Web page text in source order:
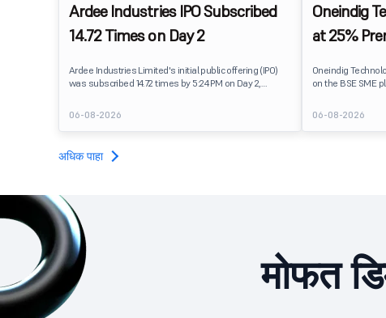
Ardee Industries IPO Subscribed
14.72 Times on Day 2
Ardee Industries Limited's initial public offering (IPO)
was subscribed 14.72 times by 5:24 PM on Day 2,
82,78,20,099 shares against 5,62,46,366 shares
available for subscription.
06-08-2026
Oneindig
at 25%
Oneindig
on the BSE SME
price of ₹96,
despite the IPO
subscription.
06-08-2026
अधिक पाहा
मोफत